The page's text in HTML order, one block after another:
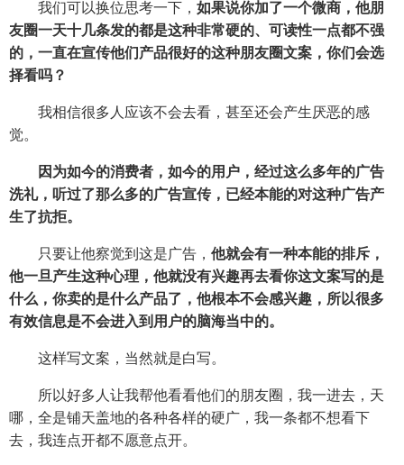
我们可以换位思考一下， 如果说你加了一个微商，他朋
友圈一天十几条发的都是这种非常硬的、可读性一点都不强
的，一直在宣传他们产品很好的这种朋友圈文案，你们会选
择看吗？
我相信很多人应该不会去看，甚至还会产生厌恶的感
觉。
因为如今的消费者，如今的用户，经过这么多年的广告
洗礼，听过了那么多的广告宣传，已经本能的对这种广告产
生了抗拒。
只要让他察觉到这是广告， 他就会有一种本能的排斥，
他一旦产生这种心理，他就没有兴趣再去看你这文案写的是
什么，你卖的是什么产品了，他根本不会感兴趣，所以很多
有效信息是不会进入到用户的脑海当中的。
这样写文案，当然就是白写。
所以好多人让我帮他看看他们的朋友圈，我一进去，天
哪，全是铺天盖地的各种各样的硬广，我一条都不想看下
去，我连点开都不愿意点开。